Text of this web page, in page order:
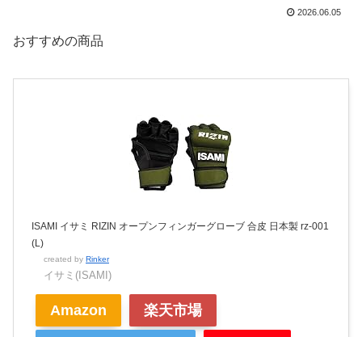
2026.06.05
おすすめの商品
ISAMI イサミ RIZIN オープンフィンガーグローブ 合皮 日本製 rz-001
(L)
created by Rinker
イサミ(ISAMI)
Amazon 楽天市場